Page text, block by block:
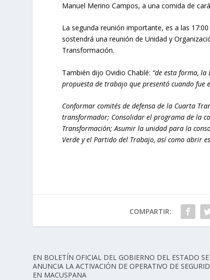
Manuel Merino Campos, a una comida de
La segunda reunión importante, es a las
sostendrá una reunión de Unidad y
Transformación.
También dijo Ovidio Chablé: “de esta forma,
propuesta de trabajo que presentó cuando fue
Conformar comités de defensa de la Cuarta
transformador; Consolidar el programa de la
Transformación; Asumir la unidad para la
Verde y el Partido del Trabajo, así como abrir
COMPARTIR:
EN BOLETÍN OFICIAL DEL GOBIERNO DEL ESTADO SE
ANUNCIA LA ACTIVACIÓN DE OPERATIVO DE
EN MACUSPANA